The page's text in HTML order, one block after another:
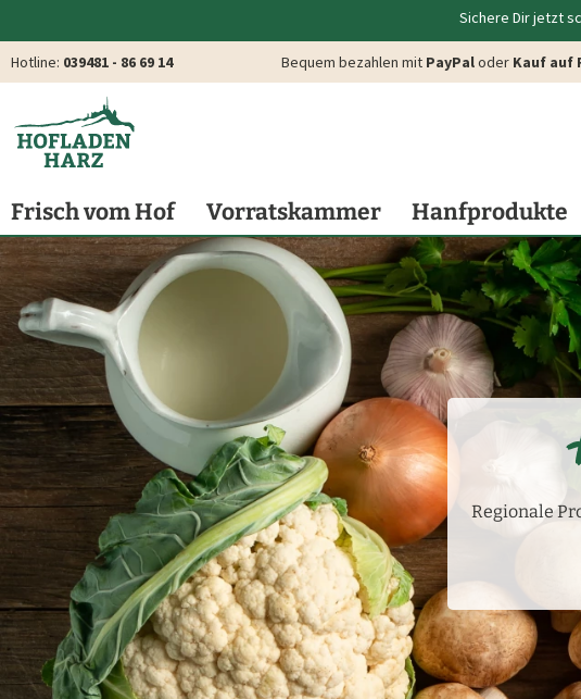
Sichere Dir jetzt
Hotline: 039481 - 86 69 14 Bequem bezahlen mit PayPaloder Kauf auf
Frisch vom Hof Vorratskammer Hanfprodukte
Regionale